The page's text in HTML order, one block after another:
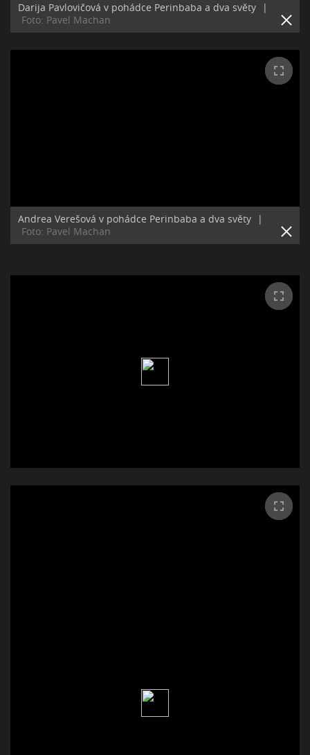
Darija Pavlovičová v pohádce Perinbaba a dva světy
|
Foto: Pavel Machan
Andrea Verešová v pohádce Perinbaba a dva světy
|
Foto: Pavel Machan